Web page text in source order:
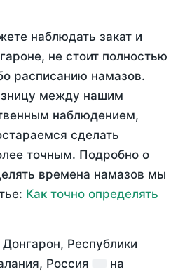
наблюдать закат и
не стоит полностью
расписанию намазов.
между нашим
наблюдением,
сделать
точным. Подробно о
времена намазов мы
Как точно определять
Республики
Россия
на